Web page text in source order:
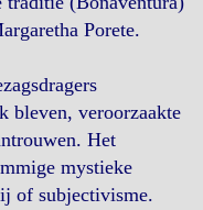
Porete.
bleven, veroorzaakte
Het
mystieke
of subjectivisme.